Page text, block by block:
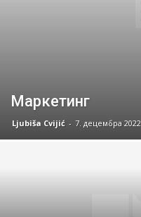
Маркетинг
Ljubiša Cvijić - 7. децембра 2022.